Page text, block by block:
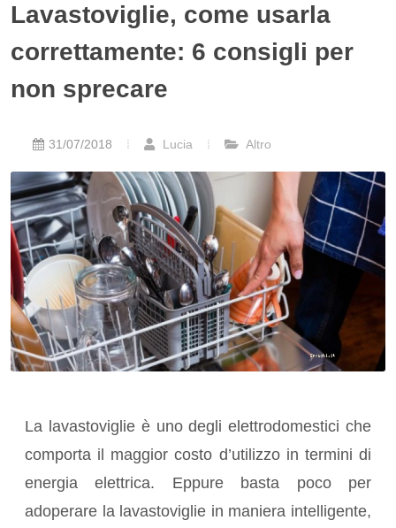
Lavastoviglie, come usarla
correttamente: 6 consigli per
non sprecare
31/07/2018 Lucia Altro
La lavastoviglie è uno degli elettrodomestici che
comporta il maggior costo d’utilizzo in termini di
energia elettrica. Eppure basta poco per
adoperare la lavastoviglie in maniera intelligente,